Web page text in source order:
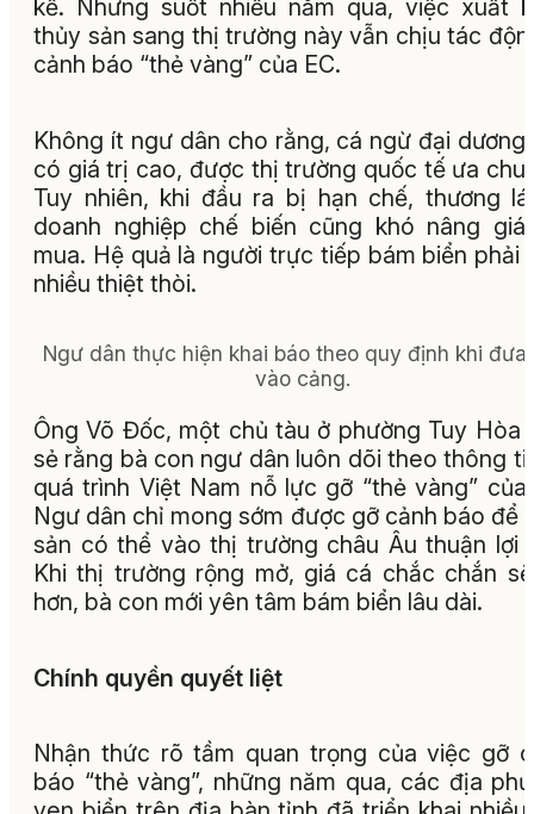
kể. Nhưng suốt nhiều năm qua, việc xuất
thủy sản sang thị trường này vẫn chịu tác
cảnh báo “thẻ vàng” của EC.
Không ít ngư dân cho rằng, cá ngừ đại dương
có giá trị cao, được thị trường quốc tế ưa
Tuy nhiên, khi đầu ra bị hạn chế, thương
doanh nghiệp chế biến cũng khó nâng giá
mua. Hệ quả là người trực tiếp bám biển phải
nhiều thiệt thòi.
Ngư dân thực hiện khai báo theo quy định khi đưa
vào cảng.
Ông Võ Đốc, một chủ tàu ở phường Tuy Hòa
sẻ rằng bà con ngư dân luôn dõi theo thông
quá trình Việt Nam nỗ lực gỡ “thẻ vàng” của
Ngư dân chỉ mong sớm được gỡ cảnh báo để
sản có thể vào thị trường châu Âu thuận lợi
Khi thị trường rộng mở, giá cá chắc chắn
hơn, bà con mới yên tâm bám biển lâu dài.
Chính quyền quyết liệt
Nhận thức rõ tầm quan trọng của việc gỡ
báo “thẻ vàng”, những năm qua, các địa